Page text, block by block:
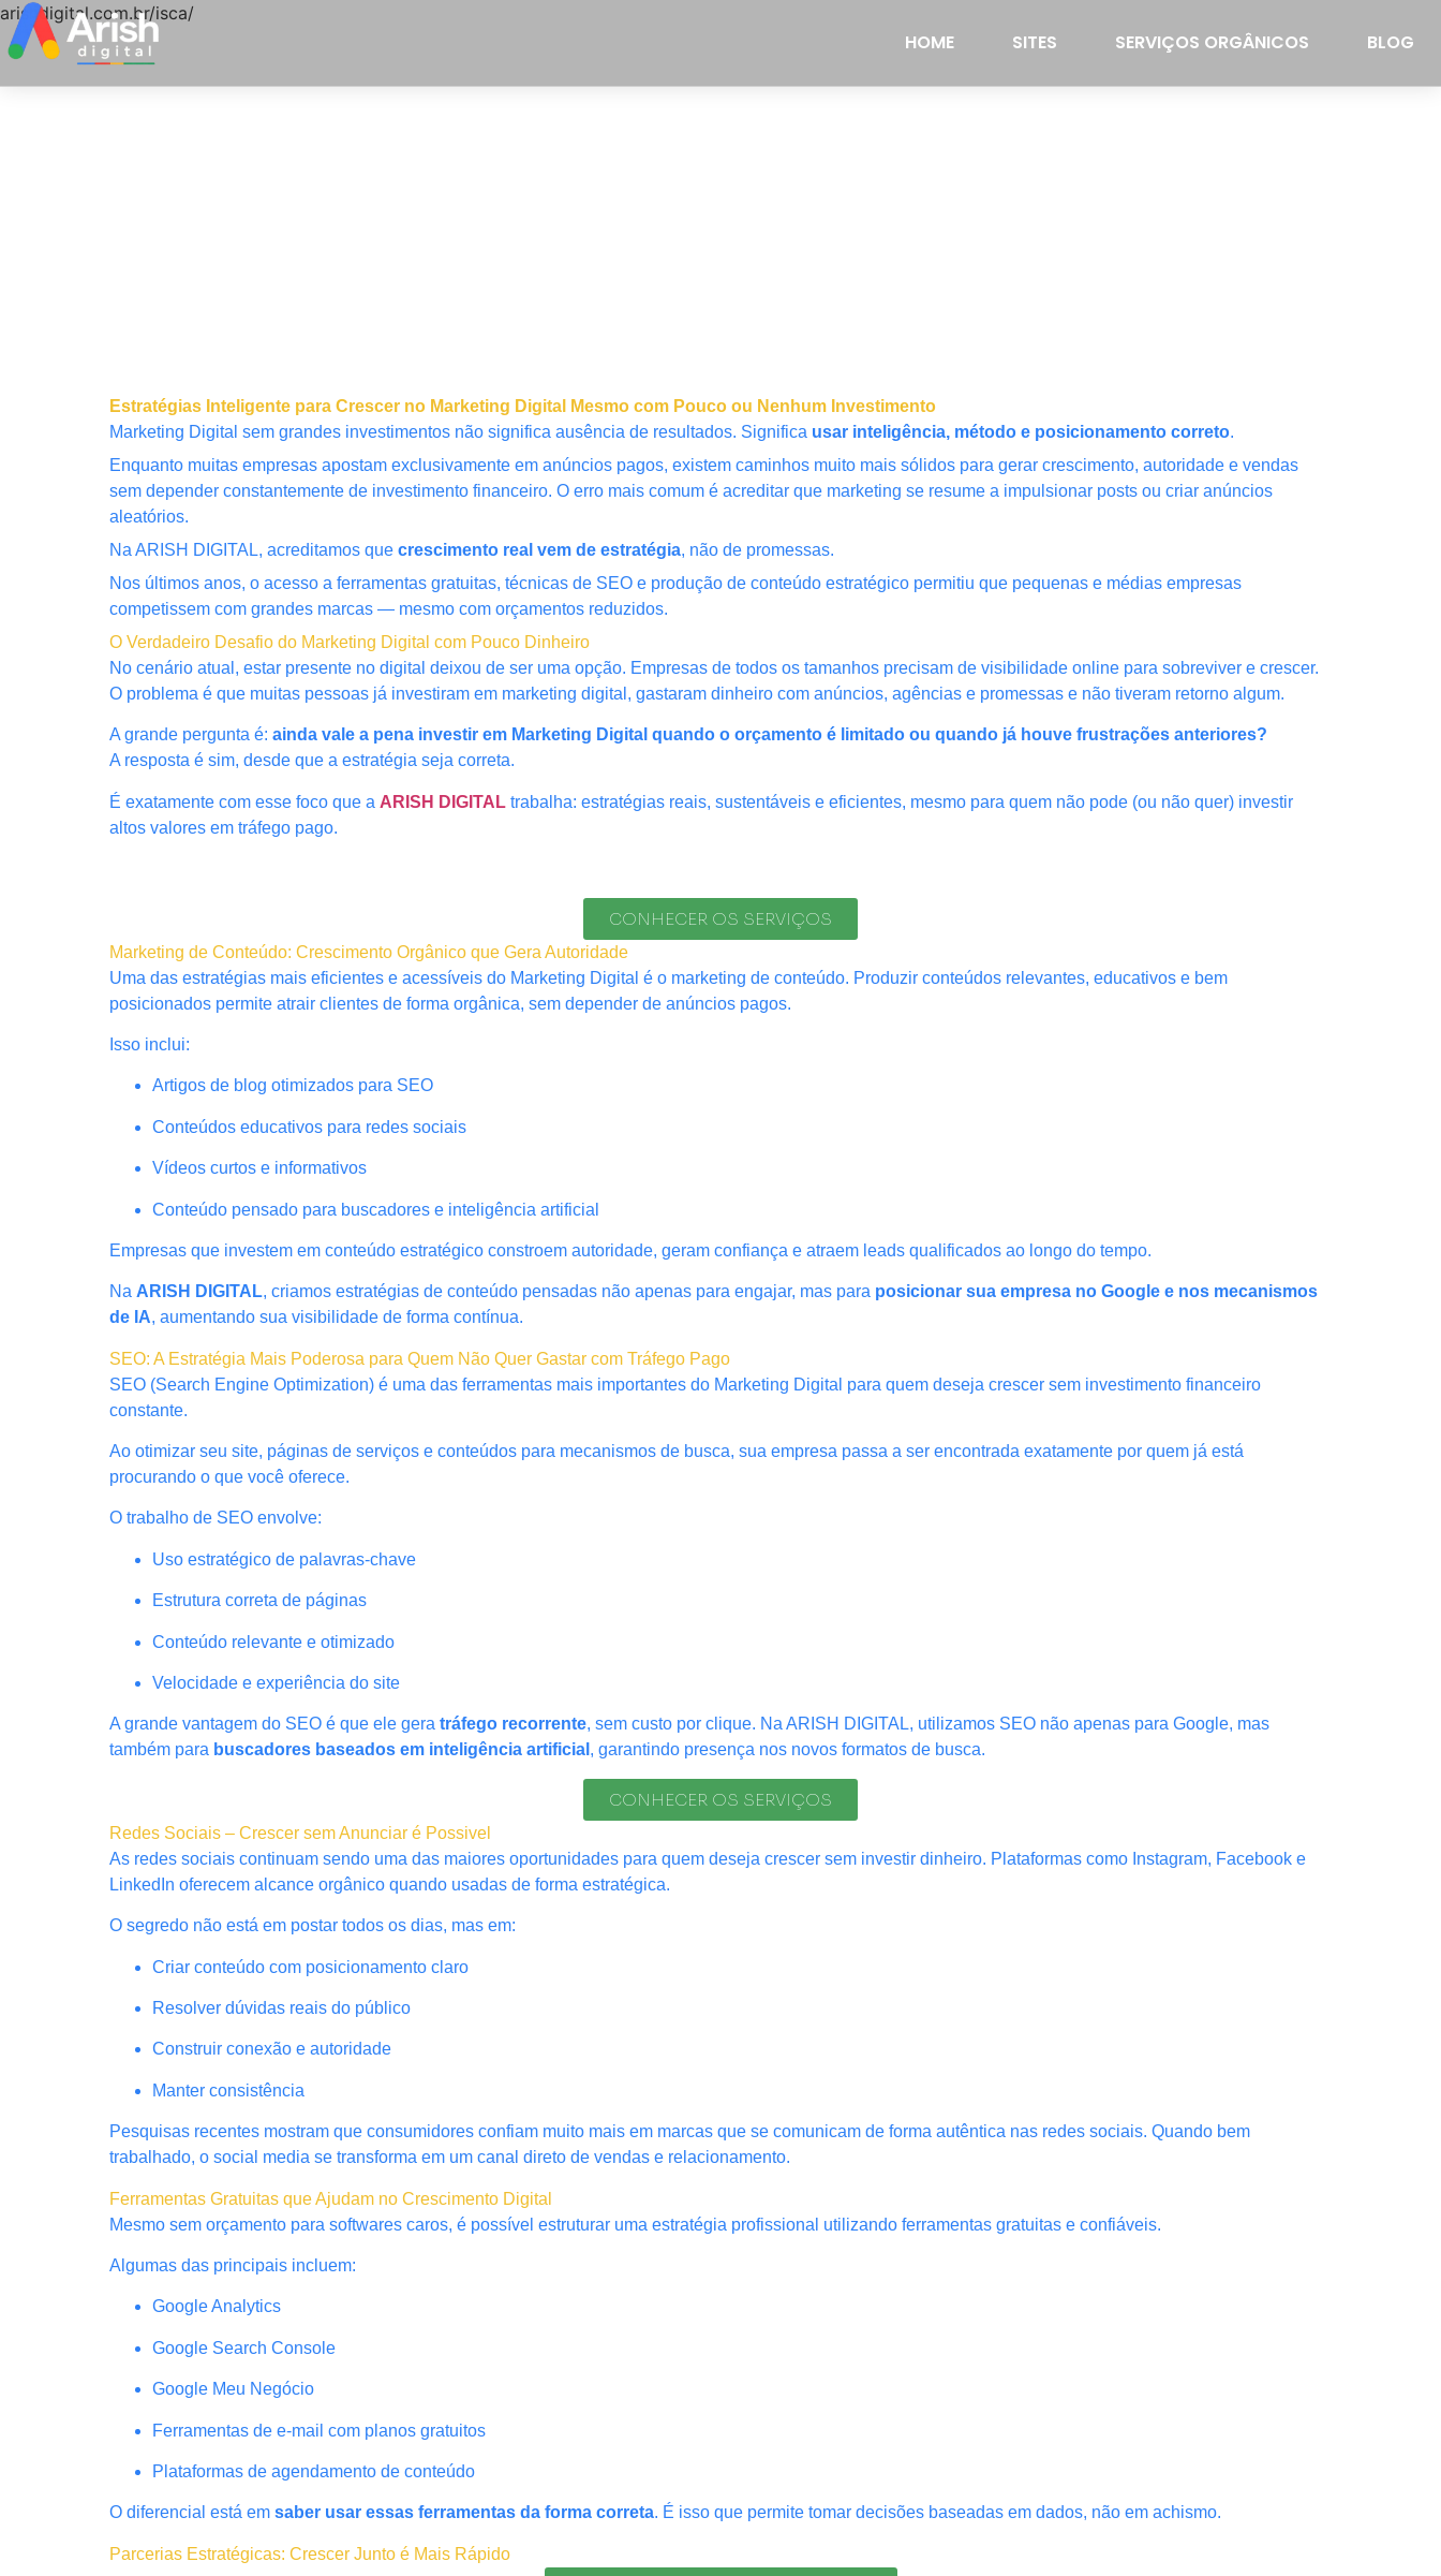
arishdigital.com.br/isca/
HOME SITES SERVIÇOS ORGÂNICOS BLOG
Estratégias Inteligente para Crescer no Marketing Digital Mesmo com Pouco ou Nenhum Investimento
Marketing Digital sem grandes investimentos não significa ausência de resultados. Significa usar inteligência, método e posicionamento correto.
Enquanto muitas empresas apostam exclusivamente em anúncios pagos, existem caminhos muito mais sólidos para gerar crescimento, autoridade e vendas
sem depender constantemente de investimento financeiro. O erro mais comum é acreditar que marketing se resume a impulsionar posts ou criar anúncios
aleatórios.
Na ARISH DIGITAL, acreditamos que crescimento real vem de estratégia, não de promessas.
Nos últimos anos, o acesso a ferramentas gratuitas, técnicas de SEO e produção de conteúdo estratégico permitiu que pequenas e médias empresas
competissem com grandes marcas — mesmo com orçamentos reduzidos.
O Verdadeiro Desafio do Marketing Digital com Pouco Dinheiro
No cenário atual, estar presente no digital deixou de ser uma opção. Empresas de todos os tamanhos precisam de visibilidade online para sobreviver e crescer.
O problema é que muitas pessoas já investiram em marketing digital, gastaram dinheiro com anúncios, agências e promessas e não tiveram retorno algum.
A grande pergunta é: ainda vale a pena investir em Marketing Digital quando o orçamento é limitado ou quando já houve frustrações anteriores?
A resposta é sim, desde que a estratégia seja correta.
É exatamente com esse foco que a ARISH DIGITAL trabalha: estratégias reais, sustentáveis e eficientes, mesmo para quem não pode (ou não quer) investir
altos valores em tráfego pago.
CONHECER OS SERVIÇOS
Marketing de Conteúdo: Crescimento Orgânico que Gera Autoridade
Uma das estratégias mais eficientes e acessíveis do Marketing Digital é o marketing de conteúdo. Produzir conteúdos relevantes, educativos e bem
posicionados permite atrair clientes de forma orgânica, sem depender de anúncios pagos.
Isso inclui:
Artigos de blog otimizados para SEO
Conteúdos educativos para redes sociais
Vídeos curtos e informativos
Conteúdo pensado para buscadores e inteligência artificial
Empresas que investem em conteúdo estratégico constroem autoridade, geram confiança e atraem leads qualificados ao longo do tempo.
Na ARISH DIGITAL, criamos estratégias de conteúdo pensadas não apenas para engajar, mas para posicionar sua empresa no Google e nos mecanismos
de IA, aumentando sua visibilidade de forma contínua.
SEO: A Estratégia Mais Poderosa para Quem Não Quer Gastar com Tráfego Pago
SEO (Search Engine Optimization) é uma das ferramentas mais importantes do Marketing Digital para quem deseja crescer sem investimento financeiro
constante.
Ao otimizar seu site, páginas de serviços e conteúdos para mecanismos de busca, sua empresa passa a ser encontrada exatamente por quem já está
procurando o que você oferece.
O trabalho de SEO envolve:
Uso estratégico de palavras-chave
Estrutura correta de páginas
Conteúdo relevante e otimizado
Velocidade e experiência do site
A grande vantagem do SEO é que ele gera tráfego recorrente, sem custo por clique. Na ARISH DIGITAL, utilizamos SEO não apenas para Google, mas
também para buscadores baseados em inteligência artificial , garantindo presença nos novos formatos de busca.
CONHECER OS SERVIÇOS
Redes Sociais – Crescer sem Anunciar é Possivel
As redes sociais continuam sendo uma das maiores oportunidades para quem deseja crescer sem investir dinheiro. Plataformas como Instagram, Facebook e
LinkedIn oferecem alcance orgânico quando usadas de forma estratégica.
O segredo não está em postar todos os dias, mas em:
Criar conteúdo com posicionamento claro
Resolver dúvidas reais do público
Construir conexão e autoridade
Manter consistência
Pesquisas recentes mostram que consumidores confiam muito mais em marcas que se comunicam de forma autêntica nas redes sociais. Quando bem
trabalhado, o social media se transforma em um canal direto de vendas e relacionamento.
Ferramentas Gratuitas que Ajudam no Crescimento Digital
Mesmo sem orçamento para softwares caros, é possível estruturar uma estratégia profissional utilizando ferramentas gratuitas e confiáveis.
Algumas das principais incluem:
Google Analytics
Google Search Console
Google Meu Negócio
Ferramentas de e-mail com planos gratuitos
Plataformas de agendamento de conteúdo
O diferencial está em saber usar essas ferramentas da forma correta. É isso que permite tomar decisões baseadas em dados, não em achismo.
Parcerias Estratégicas: Crescer Junto é Mais Rápido